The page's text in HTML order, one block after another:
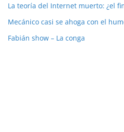
La teoría del Internet muerto: ¿el
Mecánico casi se ahoga con el
Fabián show – La conga